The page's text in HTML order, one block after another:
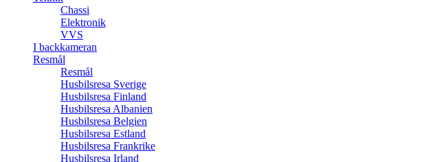
Chassi
Elektronik
VVS
I backkameran
Resmål
Resmål
Husbilsresa Sverige
Husbilsresa Finland
Husbilsresa Albanien
Husbilsresa Belgien
Husbilsresa Estland
Husbilsresa Frankrike
Husbilsresa Irland